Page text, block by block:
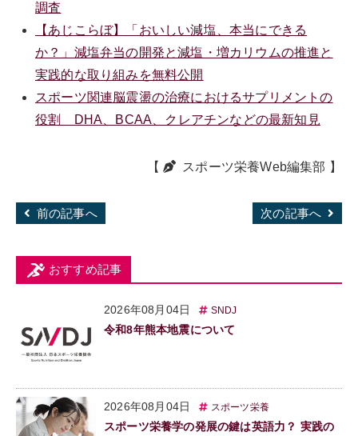
調査
【あじこらぼ】「おいしい減塩、本当にできる
か？」減塩弁当の開発と減塩・増カリウムの推進と
実践的な取り組みを無料公開
スポーツ関連脳震盪の治療におけるサプリメントの
役割 DHA、BCAA、クレアチンなどの最新知見
【 スポーツ栄養Web編集部 】
前の記事へ 次の記事へ
おすすめ記事
2026年08月04日 SNDJ
令和8年熊本地震について
2026年08月04日 スポーツ栄養
スポーツ栄養学の発展の鍵は英語力？ 実践の